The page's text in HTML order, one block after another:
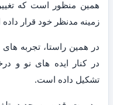
همین منظور است که
زمینه مدنظر خود قرار داده
در همین راستا، تجربه
در کنار ایده های نو و
تشکیل داده است.